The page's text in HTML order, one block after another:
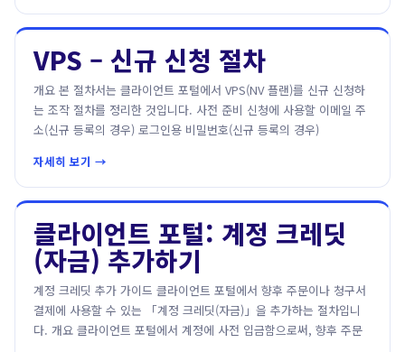
VPS – 신규 신청 절차
개요 본 절차서는 클라이언트 포털에서 VPS(NV 플랜)를 신규 신청하
는 조작 절차를 정리한 것입니다. 사전 준비 신청에 사용할 이메일 주
소(신규 등록의 경우) 로그인용 비밀번호(신규 등록의 경우)
자세히 보기 →
클라이언트 포털: 계정 크레딧
(자금) 추가하기
계정 크레딧 추가 가이드 클라이언트 포털에서 향후 주문이나 청구서
결제에 사용할 수 있는 「계정 크레딧(자금)」을 추가하는 절차입니
다. 개요 클라이언트 포털에서 계정에 사전 입금함으로써, 향후 주문